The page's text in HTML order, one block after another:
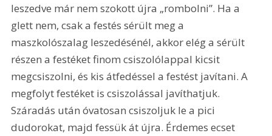
leszedve már nem szokott újra „rombolni”. Ha a
glett nem, csak a festés sérült meg a
maszkolószalag leszedésénél, akkor elég a sérült
részen a festéket finom csiszolólappal kicsit
megcsiszolni, és kis átfedéssel a festést javítani. A
megfolyt festéket is csiszolással javíthatjuk.
Száradás után óvatosan csiszoljuk le a pici
dudorokat, majd fessük át újra. Érdemes ecset